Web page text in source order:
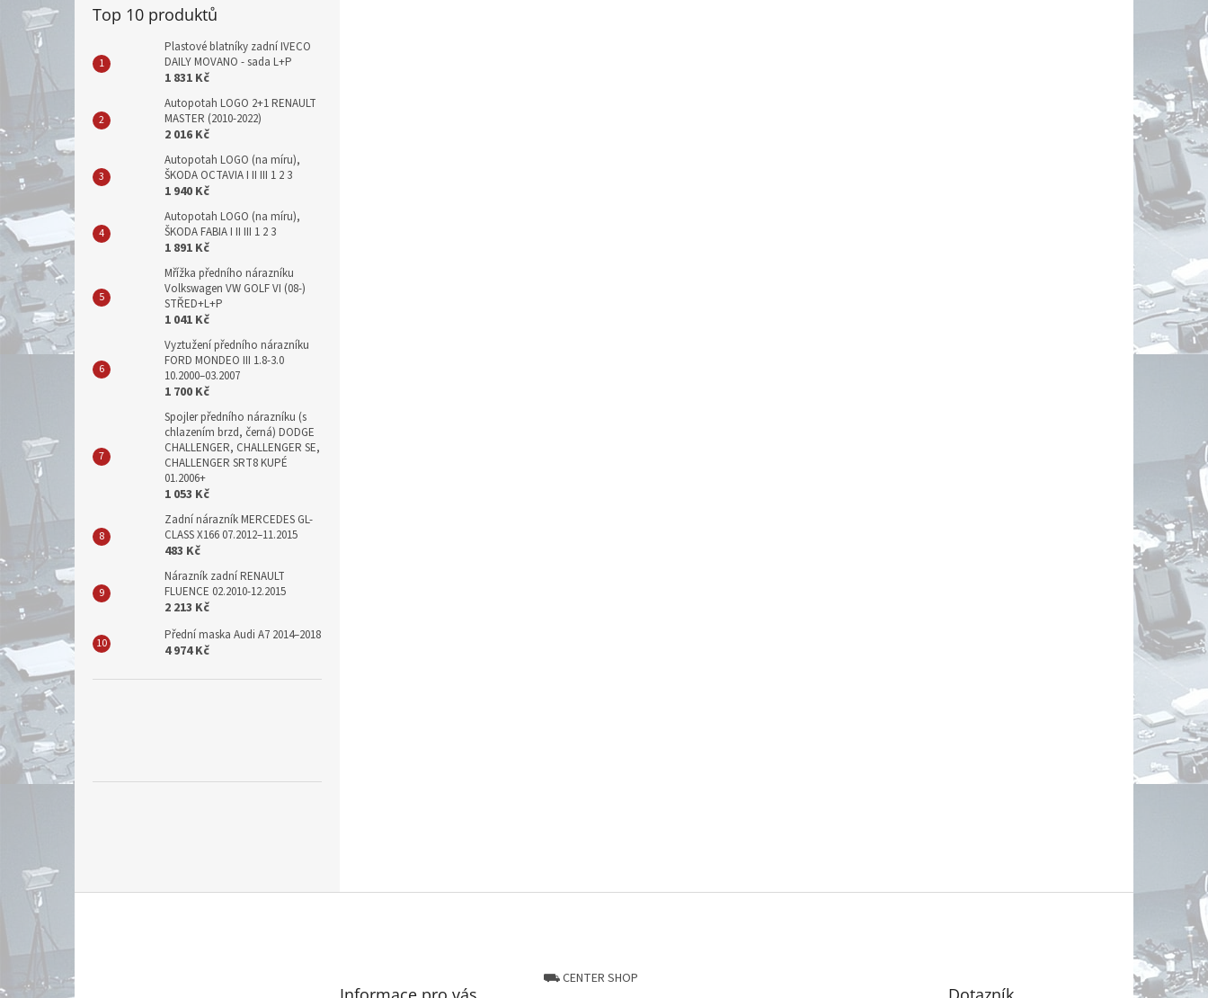
Top 10 produktů
Plastové blatníky zadní IVECO
DAILY MOVANO - sada L+P
1 831 Kč
Autopotah LOGO 2+1 RENAULT
MASTER (2010-2022)
2 016 Kč
Autopotah LOGO (na míru),
ŠKODA OCTAVIA I II III 1 2 3
1 940 Kč
Autopotah LOGO (na míru),
ŠKODA FABIA I II III 1 2 3
1 891 Kč
Mřížka předního nárazníku
Volkswagen VW GOLF VI (08-)
STŘED+L+P
1 041 Kč
Vyztužení předního nárazníku
FORD MONDEO III 1.8-3.0
10.2000–03.2007
1 700 Kč
Spojler předního nárazníku (s
chlazením brzd, černá) DODGE
CHALLENGER, CHALLENGER SE,
CHALLENGER SRT8 KUPÉ
01.2006+
1 053 Kč
Zadní nárazník MERCEDES GL-
CLASS X166 07.2012–11.2015
483 Kč
Nárazník zadní RENAULT
FLUENCE 02.2010-12.2015
2 213 Kč
Přední maska Audi A7 2014–2018
4 974 Kč
⛟ CENTER SHOP